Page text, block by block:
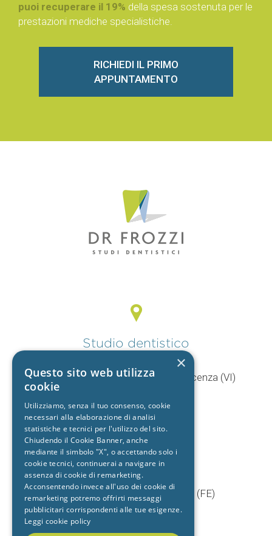
puoi recuperare il 19% della spesa sostenuta per le
prestazioni mediche specialistiche.
RICHIEDI IL PRIMO
APPUNTAMENTO
Studio dentistico
V.le Mercato Nuovo, 44/F 36100 Vicenza (VI)
+39 392 9402704
Studio dentistico
Cento
Via Baruffaldi, 5/1 44042 Cento (FE)
T.051 903603
×
Questo sito web utilizza
cookie
Utilizziamo, senza il tuo consenso, cookie
necessari alla elaborazione di analisi
statistiche e tecnici per l'utilizzo del sito.
Chiudendo il Cookie Banner, anche
mediante il simbolo "X", o accettando solo i
cookie tecnici, continuerai a navigare in
assenza di cookie di remarketing.
Acconsentendo invece all'uso dei cookie di
remarketing potremo offrirti messaggi
pubblicitari corrispondenti alle tue esigenze.
Leggi cookie policy